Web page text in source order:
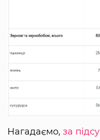
Нагадаємо, за